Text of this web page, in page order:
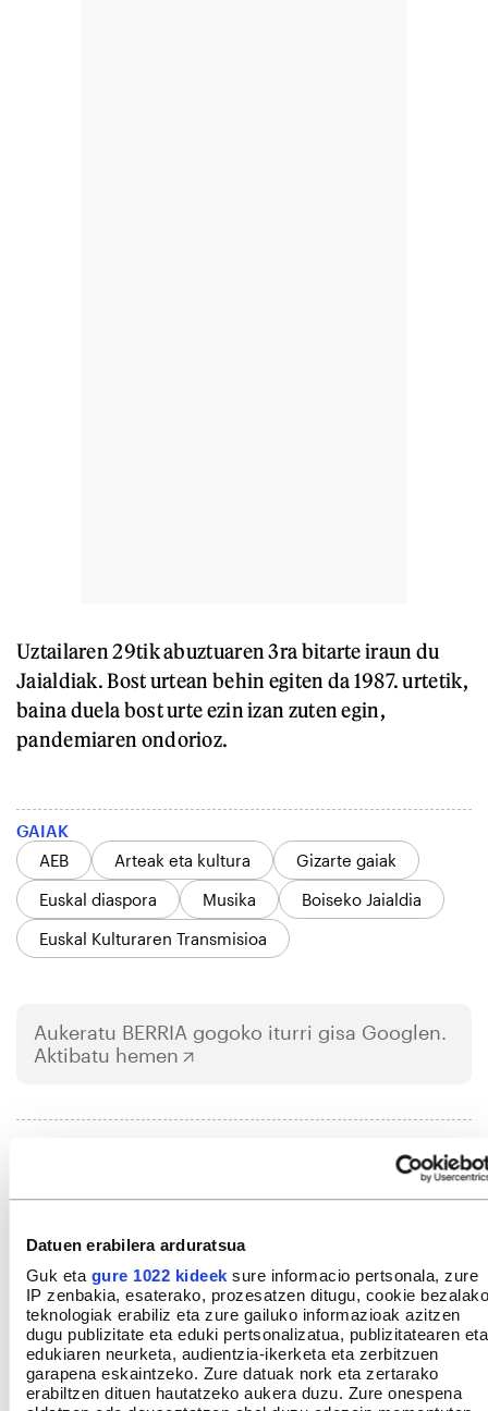
Datuen erabilera arduratsua
Guk eta gure 1022 kideek sure informacio pertsonala, zure
IP zenbakia, esaterako, prozesatzen ditugu, cookie bezalako
teknologiak erabiliz eta zure gailuko informazioak azitzen
dugu publizitate eta eduki pertsonalizatua, publizitatearen eta
edukiaren neurketa, audientzia-ikerketa eta zerbitzuen
garapena eskaintzeko. Zure datuak nork eta zertarako
erabiltzen dituen hautatzeko aukera duzu. Zure onespena
Uztailaren 29tik abuztuaren 3ra bitarte iraun du
Jaialdiak. Bost urtean behin egiten da 1987. urtetik,
baina duela bost urte ezin izan zuten egin,
pandemiaren ondorioz.
GAIAK
AEB
Arteak eta kultura
Gizarte gaiak
Euskal diaspora
Musika
Boiseko Jaialdia
Euskal Kulturaren Transmisioa
Aukeratu BERRIA gogoko iturri gisa Googlen.
Aktibatu hemen